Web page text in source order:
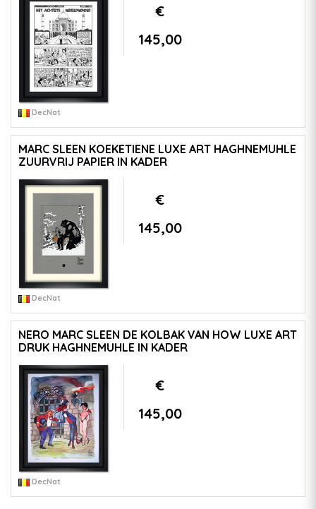
€
145,00
DecNat
MARC SLEEN KOEKETIENE LUXE ART HAGHNEMUHLE
ZUURVRIJ PAPIER IN KADER
€
145,00
DecNat
NERO MARC SLEEN DE KOLBAK VAN HOW LUXE ART
DRUK HAGHNEMUHLE IN KADER
€
145,00
DecNat